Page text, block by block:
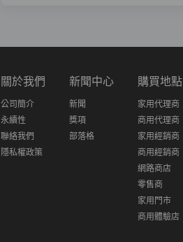
關於我們
公司簡介
永續性
聯絡我們
隱私權政策
新聞中心
新聞
獎項
部落格
購買地點
家用代理商
商用代理商
家用經銷商
商用經銷商
網路商店
零售商
家用門市
商用體驗店